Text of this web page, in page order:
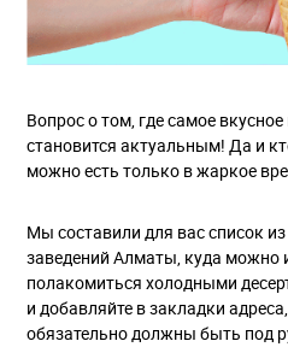
Вопрос о том, где самое
становится актуальным! Да и
можно есть только в жаркое
Мы составили для вас список
заведений Алматы, куда можно
полакомиться холодными
и добавляйте в закладки
обязательно должны быть под